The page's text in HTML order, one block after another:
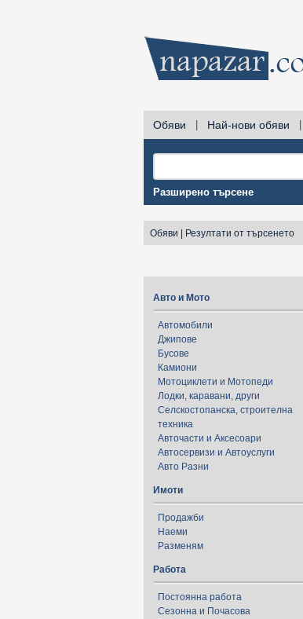
Обяви Най-нови обяви
Разширено търсене
Обяви Резултати от търсенето
Авто и Мото
Автомобили
Джипове
Бусове
Камиони
Мотоциклети и Мотопеди
Лодки, каравани, други
Селскостопанска, строителна
техника
Авточасти и Аксесоари
Автосервизи и Автоуслуги
Авто Разни
Имоти
Продажби
Наеми
Разменям
Работа
Постоянна работа
Сезонна и Почасова